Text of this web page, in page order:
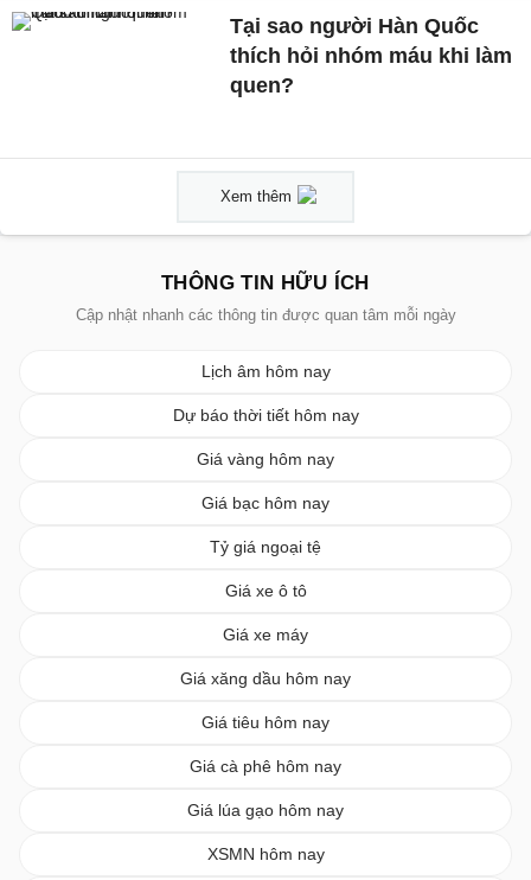
Tại sao người Hàn Quốc
thích hỏi nhóm máu khi làm
quen?
Xem thêm
THÔNG TIN HỮU ÍCH
Cập nhật nhanh các thông tin được quan tâm mỗi ngày
Lịch âm hôm nay
Dự báo thời tiết hôm nay
Giá vàng hôm nay
Giá bạc hôm nay
Tỷ giá ngoại tệ
Giá xe ô tô
Giá xe máy
Giá xăng dầu hôm nay
Giá tiêu hôm nay
Giá cà phê hôm nay
Giá lúa gạo hôm nay
XSMN hôm nay